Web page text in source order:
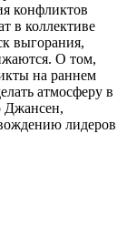
конфликтов
в коллективе
выгорания,
О том,
на раннем
атмосферу в
Джансен,
лидеров